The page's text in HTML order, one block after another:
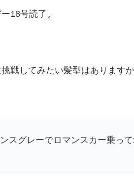
18号読了。
戦してみたい髪型はあります
スグレーでロマンスカー乗っ